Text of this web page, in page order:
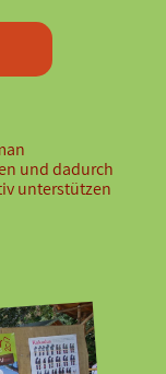
und dadurch
unterstützen